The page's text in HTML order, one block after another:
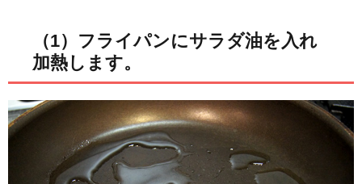
（1）フライパンにサラダ油を入れ
加熱します。